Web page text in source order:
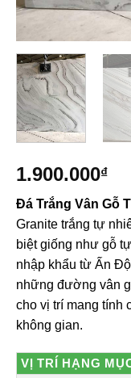
1.900.000₫
Đá Trắng Vân Gỗ
Granite trắng tự
biệt giống như gỗ
nhập khẩu từ Ấn
những đường vân
cho vị trí mang tính
không gian.
VỊ TRÍ HẠNG